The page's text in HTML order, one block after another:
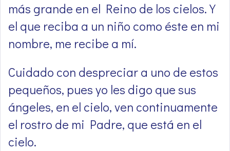
más grande en el Reino de los cielos. Y
el que reciba a un niño como éste en mi
nombre, me recibe a mí.
Cuidado con despreciar a uno de estos
pequeños, pues yo les digo que sus
ángeles, en el cielo, ven continuamente
el rostro de mi Padre, que está en el
cielo.